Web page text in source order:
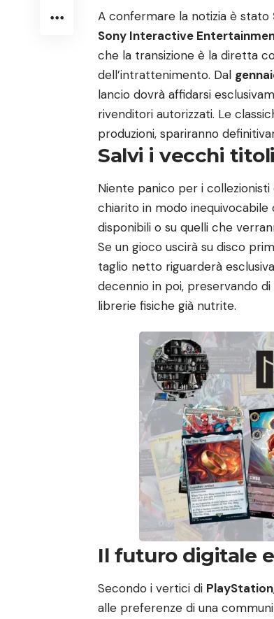
A confermare la notizia è stato
Sony Interactive
che la transizione è la diretta
dell’intrattenimento. Dal
lancio dovrà affidarsi
rivenditori autorizzati. Le
produzioni, spariranno
Salvi i vecchi
Niente panico per i
chiarito in modo
disponibili o su quelli che
Se un gioco uscirà su disco
taglio netto riguarderà
decennio in poi, preservando
librerie fisiche già nutrite.
Il futuro digitale
Secondo i vertici di PlayStation
alle preferenze di una